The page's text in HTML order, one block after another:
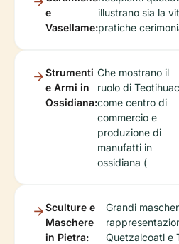
e
Vasellame:
illustrano sia la
pratiche
Strumenti
e Armi in
Ossidiana:
Che mostrano il
ruolo di
come centro di
commercio e
produzione di
manufatti in
ossidiana (
Sculture e
Maschere
in Pietra:
Grandi
Quetzalcoatl e